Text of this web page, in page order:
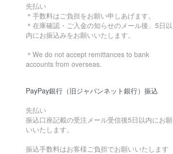
先払い
＊手数料はご負担をお願い申しあげます。
＊在庫確認・ご入金の知らせのメール後、5日以
内にお振込みをお願いいたします。
＊We do not accept remittances to bank
accounts from overseas.
PayPay銀行（旧ジャパンネット銀行）振込
先払い
振込口座記載の受注メール受信後5日以内にお願
いいたします。
振込手数料はお客様ご負担でお願いいたします